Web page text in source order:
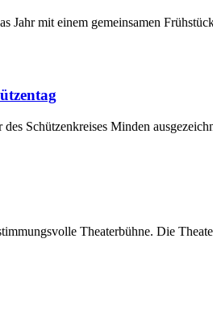
mit einem gemeinsamen
Schützenkreises Minden
Theaterbühne. Die